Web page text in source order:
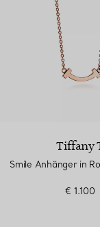
Tiffany
Smile Anhänger in
€ 1.100